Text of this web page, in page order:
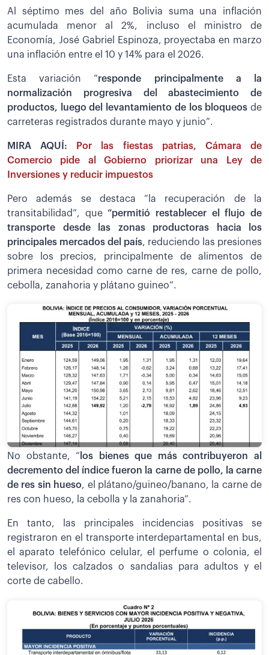
Al séptimo mes del año Bolivia suma una inflación
acumulada menor al 2%, incluso el ministro de
Economía, José Gabriel Espinoza, proyectaba en marzo
una inflación entre el 10 y 14% para el 2026.
Esta variación “responde principalmente a la
normalización progresiva del abastecimiento de
productos, luego del levantamiento de los bloqueos de
carreteras registrados durante mayo y junio”.
MIRA AQUÍ:
Por las fiestas patrias, Cámara de
Comercio pide al Gobierno priorizar una Ley de
Inversiones y reducir impuestos
Pero además se destaca “la recuperación de la
transitabilidad”, que“permitió restablecer el flujo de
transporte desde las zonas productoras hacia los
principales mercados del país, reduciendo las presiones
sobre los precios, principalmente de alimentos de
primera necesidad como carne de res, carne de pollo,
cebolla, zanahoria y plátano guineo”.
No obstante, “ los bienes que más contribuyeron al
decremento del índice fueron la carne de pollo, la carne
de res sin hueso, el plátano/guineo/banano, la carne de
res con hueso, la cebolla y la zanahoria”.
En tanto, las principales incidencias positivas se
registraron en el transporte interdepartamental en bus,
el aparato telefónico celular, el perfume o colonia, el
televisor, los calzados o sandalias para adultos y el
corte de cabello.